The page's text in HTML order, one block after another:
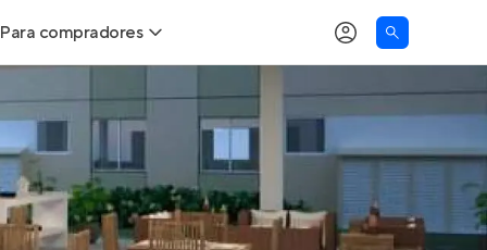
Para compradores
Buscar um imóvel novo
Calcule seu Poder de Compra
Comprar x Alugar